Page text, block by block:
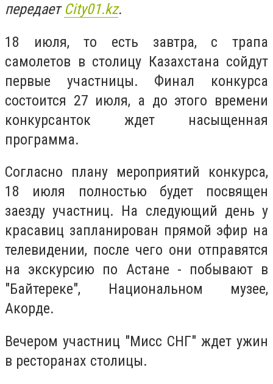
передаетСity01.kz.
18 июля, то есть завтра, с трапа
самолетов в столицу Казахстана сойдут
первые участницы. Финал конкурса
состоится 27 июля, а до этого времени
конкурсанток ждет насыщенная
программа.
Согласно плану мероприятий конкурса,
18 июля полностью будет посвящен
заезду участниц. На следующий день у
красавиц запланирован прямой эфир на
телевидении, после чего они отправятся
на экскурсию по Астане - побывают в
"Байтереке", Национальном музее,
Акорде.
Вечером участниц "Мисс СНГ" ждет ужин
в ресторанах столицы.